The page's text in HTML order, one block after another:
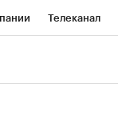
Телеканал